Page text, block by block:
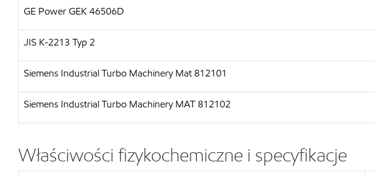
GE Power GEK 46506D
JIS K-2213 Typ 2
Siemens Industrial Turbo Machinery Mat 812101
Siemens Industrial Turbo Machinery MAT 812102
Właściwości fizykochemiczne i specyfikacje